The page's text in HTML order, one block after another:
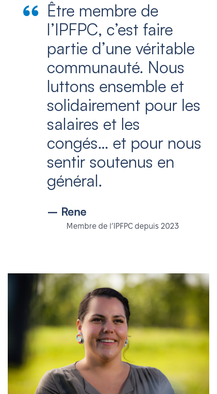
Être membre de
l’IPFPC, c’est faire
partie d’une véritable
communauté. Nous
luttons ensemble et
solidairement pour les
salaires et les
congés… et pour nous
sentir soutenus en
général.
– Rene
Membre de l’IPFPC depuis 2023